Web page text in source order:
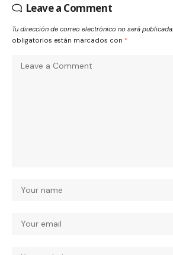
Leave a Comment
Tu dirección de correo electrónico no será publicada.
obligatorios están marcados con *